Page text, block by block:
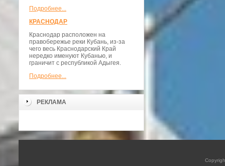
Подробнее...
КРАСНОДАР
Краснодар расположен на
правобережье реки Кубань, из-за
чего весь Краснодарский Край
нередко именуют Кубанью, и
граничит с республикой Адыгея.
Подробнее...
РЕКЛАМА